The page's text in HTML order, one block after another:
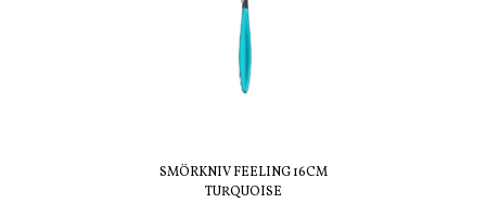
SMÖRKNIV FEELING 16CM
TURQUOISE